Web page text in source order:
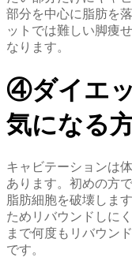
部分を中心に脂肪を
ットでは難しい脚痩
なります。
④ダイエ
気になる
キャビテーションは
あります。初めの方
脂肪細胞を破壊しま
ためリバウンドしに
まで何度もリバウン
です。